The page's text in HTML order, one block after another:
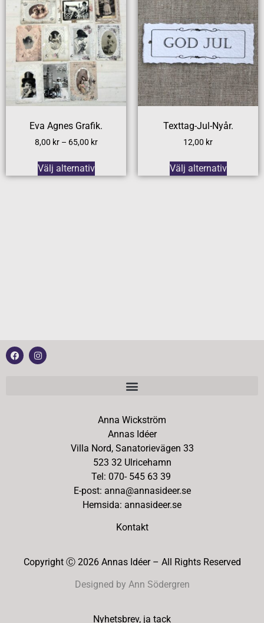
Eva Agnes Grafik.
8,00 kr – 65,00 kr
Välj alternativ
Texttag-Jul-Nyår.
12,00 kr
Välj alternativ
Anna Wickström
Annas Idéer
Villa Nord, Sanatorievägen 33
523 32 Ulricehamn
Tel: 070- 545 63 39
E-post: anna@annasideer.se
Hemsida: annasideer.se
Kontakt
Copyright Ⓒ 2026 Annas Idéer – All Rights Reserved
Designed by Ann Södergren
Nyhetsbrev, ja tack